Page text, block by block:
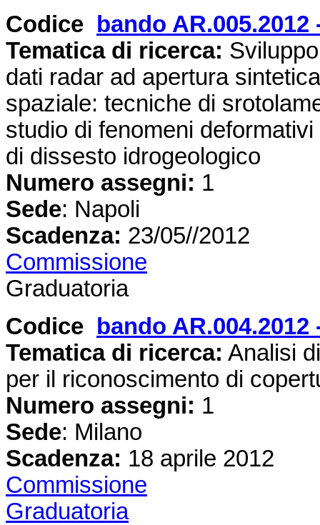
Codice
bando AR.005.2012
Tematica di ricerca:
dati radar ad apertura
spaziale: tecniche di
studio di fenomeni
di dissesto idrogeologico
Numero assegni: 1
Sede: Napoli
Scadenza: 23/05//2012
Commissione
Graduatoria
Codice
bando AR.004.2012
Tematica di ricerca: Analisi
per il riconoscimento di
Numero assegni: 1
Sede: Milano
Scadenza: 18 aprile 2012
Commissione
Graduatoria